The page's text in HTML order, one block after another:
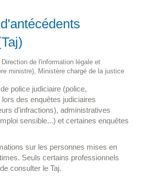
de l'information légale et
ministre), Ministère chargé de la justice
police judiciaire (police,
des enquêtes judiciaires
d'infractions), administratives
sensible...) et certaines enquêtes
sur les personnes mises en
Seuls certains professionnels
consulter le Taj.